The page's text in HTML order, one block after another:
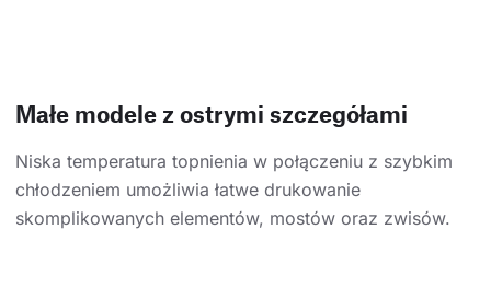
Małe modele z ostrymi szczegółami
Niska temperatura topnienia w połączeniu z szybkim
chłodzeniem umożliwia łatwe drukowanie
skomplikowanych elementów, mostów oraz zwisów.